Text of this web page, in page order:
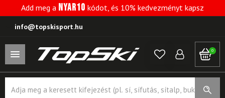
Add meg a NYAR10 kódot, és 10% kedvezményt kapsz
info@topskisport.hu
0
search